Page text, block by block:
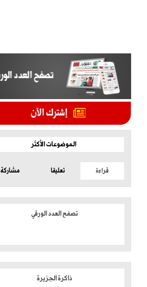
الموضوعات الأكثر
قراءة تعليقا مشاركة
تصفح العدد الورقي
ذاكرة الجزيرة